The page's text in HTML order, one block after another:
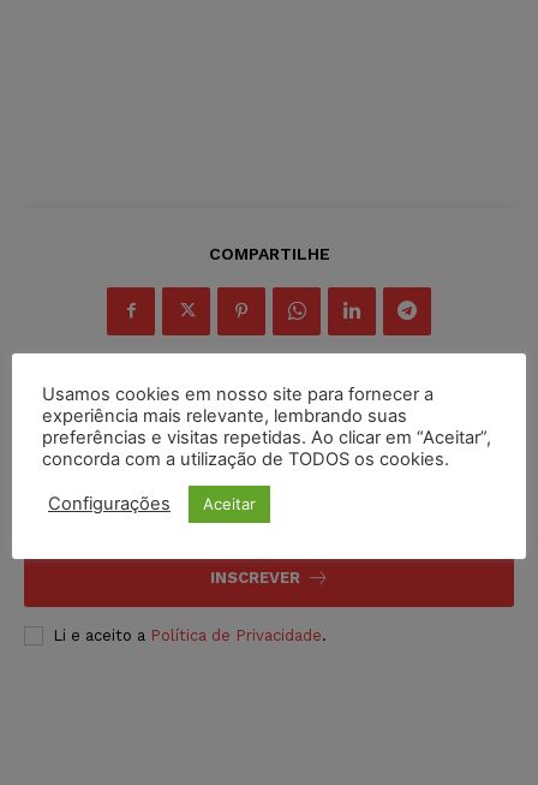
COMPARTILHE
Inscreva-se
INSCREVER
Li e aceito a Política de Privacidade.
Usamos cookies em nosso site para fornecer a
experiência mais relevante, lembrando suas
preferências e visitas repetidas. Ao clicar em “Aceitar”,
concorda com a utilização de TODOS os cookies.
Configurações Aceitar